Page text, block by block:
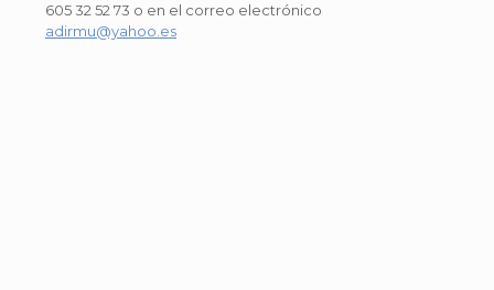
605 32 52 73 o en el correo electrónico
adirmu@yahoo.es